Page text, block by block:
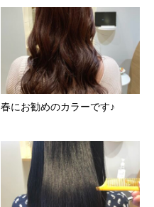
春にお勧めのカラーです♪